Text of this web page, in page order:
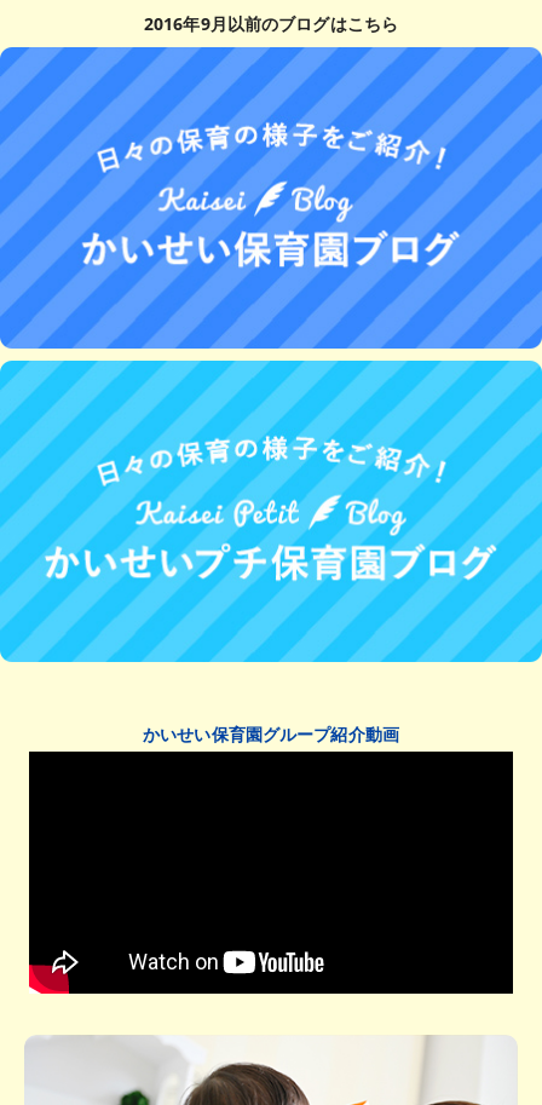
2016年9月以前のブログはこちら
かいせい保育園グループ紹介動画